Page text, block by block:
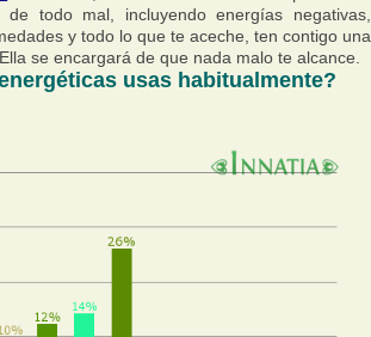
todo mal, incluyendo energías negativas,
y todo lo que te aceche, ten contigo una
se encargará de que nada malo te alcance.
usas habitualmente?